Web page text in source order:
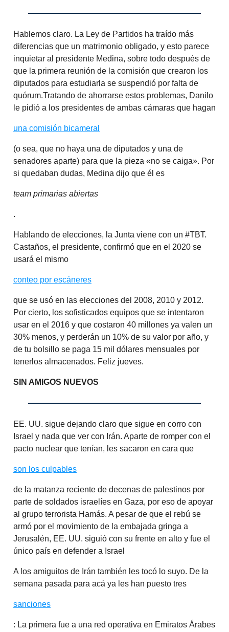
Hablemos claro. La Ley de Partidos ha traído más
diferencias que un matrimonio obligado, y esto parece
inquietar al presidente Medina, sobre todo después de
que la primera reunión de la comisión que crearon los
diputados para estudiarla se suspendió por falta de
quórum.Tratando de ahorrarse estos problemas, Danilo
le pidió a los presidentes de ambas cámaras que hagan
una comisión bicameral
(o sea, que no haya una de diputados y una de
senadores aparte) para que la pieza «no se caiga». Por
si quedaban dudas, Medina dijo que él es
team primarias abiertas
.
Hablando de elecciones, la Junta viene con un #TBT.
Castaños, el presidente, confirmó que en el 2020 se
usará el mismo
conteo por escáneres
que se usó en las elecciones del 2008, 2010 y 2012.
Por cierto, los sofisticados equipos que se intentaron
usar en el 2016 y que costaron 40 millones ya valen un
30% menos, y perderán un 10% de su valor por año, y
de tu bolsillo se paga 15 mil dólares mensuales por
tenerlos almacenados. Feliz jueves.
SIN AMIGOS NUEVOS
EE. UU. sigue dejando claro que sigue en corro con
Israel y nada que ver con Irán. Aparte de romper con el
pacto nuclear que tenían, les sacaron en cara que
son los culpables
de la matanza reciente de decenas de palestinos por
parte de soldados israelíes en Gaza, por eso de apoyar
al grupo terrorista Hamás. A pesar de que el rebú se
armó por el movimiento de la embajada gringa a
Jerusalén, EE. UU. siguió con su frente en alto y fue el
único país en defender a Israel
A los amiguitos de Irán también les tocó lo suyo. De la
semana pasada para acá ya les han puesto tres
sanciones
: La primera fue a una red operativa en Emiratos Árabes